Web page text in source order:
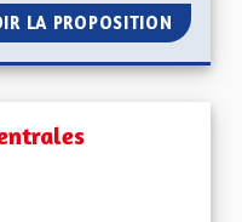
LA PROPOSITION